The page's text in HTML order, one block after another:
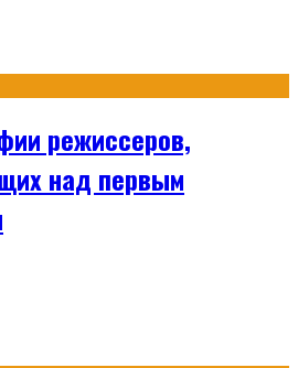
режиссеров,
над первым